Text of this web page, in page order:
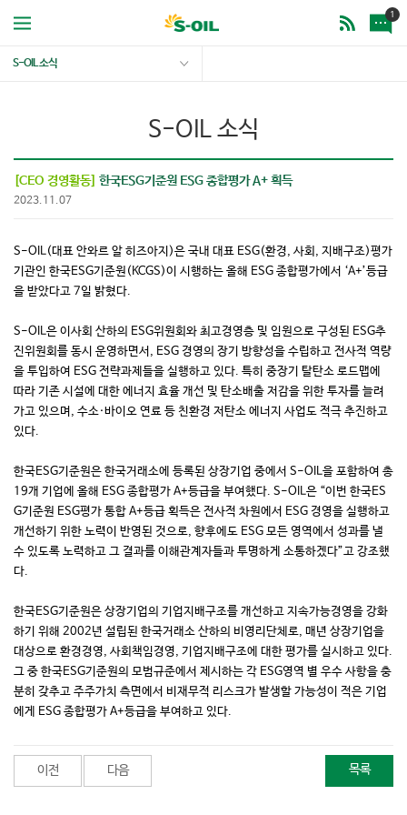
1
S-OIL 소식
S-OIL 소식
[CEO 경영활동] 한국ESG기준원 ESG 종합평가 A+ 획득
2023.11.07
S-OIL(대표 안와르 알 히즈아지)은 국내 대표 ESG(환경, 사회, 지배구조)평가
기관인 한국ESG기준원(KCGS)이 시행하는 올해 ESG 종합평가에서 ‘A+’등급
을 받았다고 7일 밝혔다.
S-OIL은 이사회 산하의 ESG위원회와 최고경영층 및 임원으로 구성된 ESG추
진위원회를 동시 운영하면서, ESG 경영의 장기 방향성을 수립하고 전사적 역량
을 투입하여 ESG 전략과제들을 실행하고 있다. 특히 중장기 탈탄소 로드맵에
따라 기존 시설에 대한 에너지 효율 개선 및 탄소배출 저감을 위한 투자를 늘려
가고 있으며, 수소·바이오 연료 등 친환경 저탄소 에너지 사업도 적극 추진하고
있다.
한국ESG기준원은 한국거래소에 등록된 상장기업 중에서 S-OIL을 포함하여 총
19개 기업에 올해 ESG 종합평가 A+등급을 부여했다. S-OIL은 “이번 한국ES
G기준원 ESG평가 통합 A+등급 획득은 전사적 차원에서 ESG 경영을 실행하고
개선하기 위한 노력이 반영된 것으로, 향후에도 ESG 모든 영역에서 성과를 낼
수 있도록 노력하고 그 결과를 이해관계자들과 투명하게 소통하겠다”고 강조했
다.
한국ESG기준원은 상장기업의 기업지배구조를 개선하고 지속가능경영을 강화
하기 위해 2002년 설립된 한국거래소 산하의 비영리단체로, 매년 상장기업을
대상으로 환경경영, 사회책임경영, 기업지배구조에 대한 평가를 실시하고 있다.
그 중 한국ESG기준원의 모범규준에서 제시하는 각 ESG영역 별 우수 사항을 충
분히 갖추고 주주가치 측면에서 비재무적 리스크가 발생할 가능성이 적은 기업
에게 ESG 종합평가 A+등급을 부여하고 있다.
이전 다음 목록